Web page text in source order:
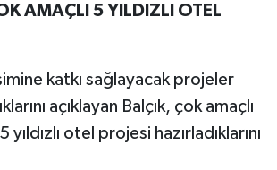
AMAÇLI 5 YILDIZLI OTEL
katkı sağlayacak projeler
açıklayan Balçık, çok amaçlı
otel projesi hazırladıklarını